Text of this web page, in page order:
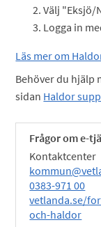
Välj "Eksjö/
Logga in
Läs mer om
Behöver du hjälp
sidan Haldor
Frågor om e-
Kontaktcenter
0383-971 00
vetlanda.se/
och-haldor